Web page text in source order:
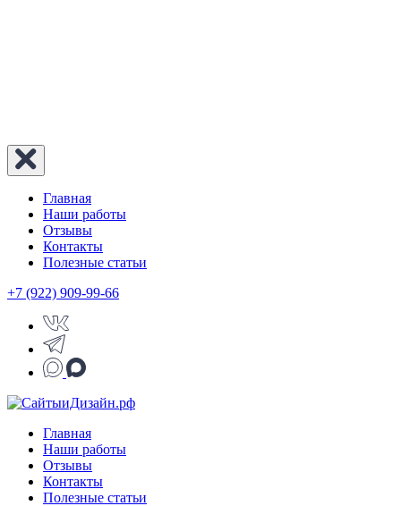
Главная
Наши работы
Отзывы
Контакты
Полезные статьи
+7 (922) 909-99-66
Главная
Наши работы
Отзывы
Контакты
Полезные статьи